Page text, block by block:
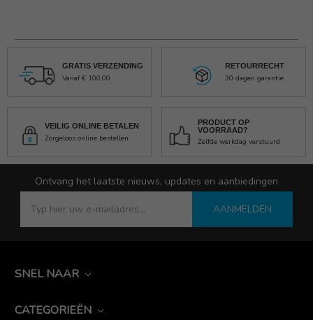
GRATIS VERZENDING
Vanaf € 100,00
RETOURRECHT
30 dagen garantie
VEILIG ONLINE BETALEN
Zorgeloos online bestellen
PRODUCT OP
VOORRAAD?
Zelfde werkdag verstuurd
Ontvang het laatste nieuws, updates en aanbiedingen
AANMELDEN
SNEL NAAR
CATEGORIEËN